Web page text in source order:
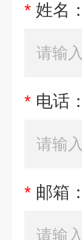
* 姓名：
* 电话：
* 邮箱：